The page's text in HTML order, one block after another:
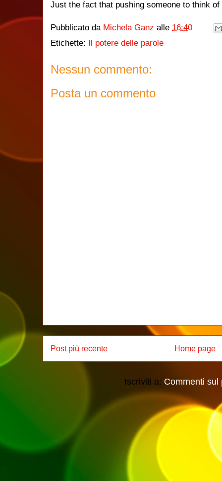
Just the fact that pushing someone to think of
Pubblicato da Michela Ganz alle 16:40
Etichette: Il potere delle parole
Nessun commento:
Posta un commento
Post più recente Home page
Iscriviti a: Commenti sul